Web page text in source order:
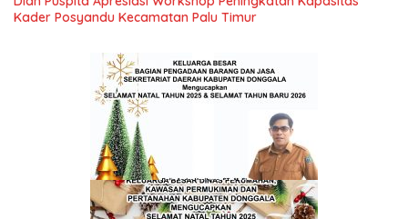
Kader Posyandu Kecamatan Palu Timur